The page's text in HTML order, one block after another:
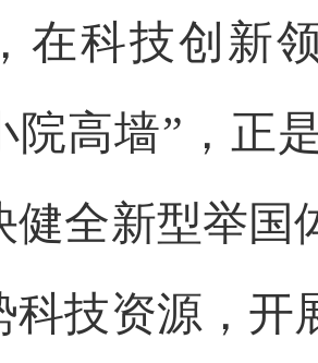
在科技创新
院高墙”，正
健全新型举国
科技资源，开